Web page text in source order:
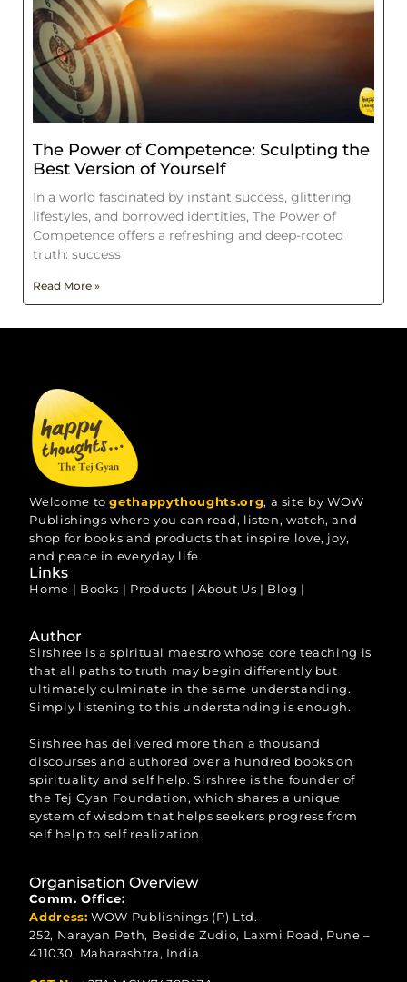
The Power of Competence: Sculpting the
Best Version of Yourself
In a world fascinated by instant success, glittering
lifestyles, and borrowed identities, The Power of
Competence offers a refreshing and deep-rooted
truth: success
Read More »
Welcome togethappythoughts.org, a site by WOW
Publishings where you can read, listen, watch, and
shop for books and products that inspire love, joy,
and peace in everyday life.
Links
Home | Books | Products |About Us | Blog |
Author
Sirshree is a spiritual maestro whose core teaching is
that all paths to truth may begin differently but
ultimately culminate in the same understanding.
Simply listening to this understanding is enough.
Sirshree has delivered more than a thousand
discourses and authored over a hundred books on
spirituality and self help. Sirshree is the founder of
the Tej Gyan Foundation, which shares a unique
system of wisdom that helps seekers progress from
self help to self realization.
Organisation Overview
Comm. Office:
Address: WOW Publishings (P) Ltd.
252, Narayan Peth, Beside Zudio, Laxmi Road, Pune –
411030, Maharashtra, India.